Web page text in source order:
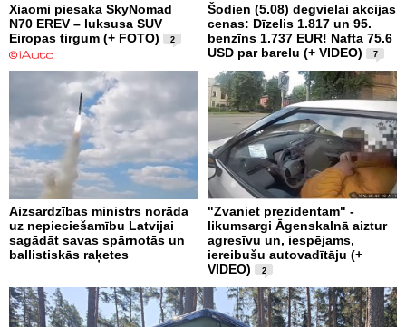
Xiaomi piesaka SkyNomad
N70 EREV – luksusa SUV
Eiropas tirgum (+ FOTO)
2
Šodien (5.08) degvielai akcijas
cenas: Dīzelis 1.817 un 95.
benzīns 1.737 EUR! Nafta 75.6
USD par barelu (+ VIDEO)
7
Aizsardzības ministrs norāda
uz nepieciešamību Latvijai
sagādāt savas spārnotās un
ballistiskās raķetes
"Zvaniet prezidentam" -
likumsargi Āgenskalnā aiztur
agresīvu un, iespējams,
iereibušu autovadītāju (+
VIDEO)
2